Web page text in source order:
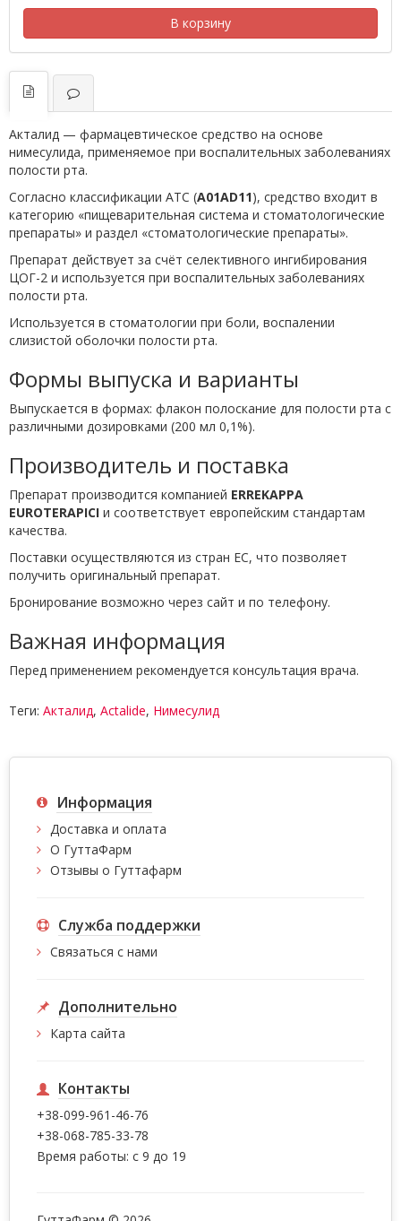
В корзину
Акталид — фармацевтическое средство на основе
нимесулида, применяемое при воспалительных заболеваниях
полости рта.
Согласно классификации ATC (A01AD11), средство входит в
категорию «пищеварительная система и стоматологические
препараты» и раздел «стоматологические препараты».
Препарат действует за счёт селективного ингибирования
ЦОГ-2 и используется при воспалительных заболеваниях
полости рта.
Используется в стоматологии при боли, воспалении
слизистой оболочки полости рта.
Формы выпуска и варианты
Выпускается в формах: флакон полоскание для полости рта с
различными дозировками (200 мл 0,1%).
Производитель и поставка
Препарат производится компанией ERREKAPPA
EUROTERAPICI и соответствует европейским стандартам
качества.
Поставки осуществляются из стран ЕС, что позволяет
получить оригинальный препарат.
Бронирование возможно через сайт и по телефону.
Важная информация
Перед применением рекомендуется консультация врача.
Теги: Акталид, Actalide, Нимесулид
Информация
Доставка и оплата
О ГуттаФарм
Отзывы о Гуттафарм
Служба поддержки
Связаться с нами
Дополнительно
Карта сайта
Контакты
+38-099-961-46-76
+38-068-785-33-78
Время работы: с 9 до 19